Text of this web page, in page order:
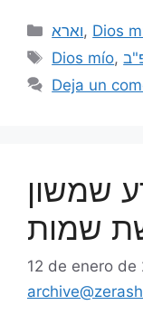
וארא, Dios
Dios mío,
Deja un
שמשון
שמות
12 de enero de